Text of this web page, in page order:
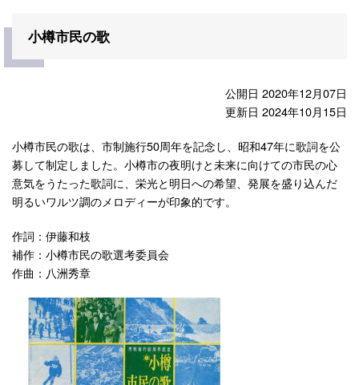
小樽市民の歌
公開日 2020年12月07日
更新日 2024年10月15日
小樽市民の歌は、市制施行50周年を記念し、昭和47年に歌詞を公
募して制定しました。小樽市の夜明けと未来に向けての市民の心
意気をうたった歌詞に、栄光と明日への希望、発展を盛り込んだ
明るいワルツ調のメロディーが印象的です。
作詞：伊藤和枝
補作：小樽市民の歌選考委員会
作曲：八洲秀章